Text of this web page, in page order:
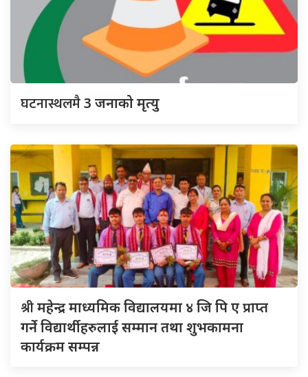
घटनास्थलमै3 जनाको मृत्यु
श्रीमहेन्द्र माध्यमिक विद्यालयमा ४ जि पि ए प्राप्त
गर्ने विद्यार्थीहरुलाई सम्मान तथा शुभकामना
कार्यक्रम सम्पन्न